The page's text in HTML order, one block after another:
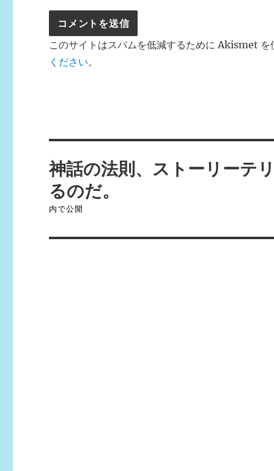
このサイトはスパムを低減するために Akismet を
ください。
稿
ナ
神話の法則、ストーリーテ
るのだ。
内で公開